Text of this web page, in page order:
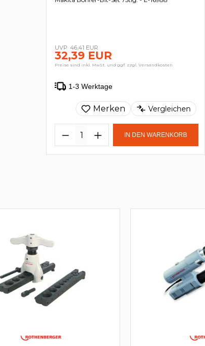
46,41 EUR
32,39 EUR
Preise sind inkl. MwSt. und ggf. zzgl. Versandkosten
1-3 Werktage
Merken Vergleichen
IN DEN WARENKORB